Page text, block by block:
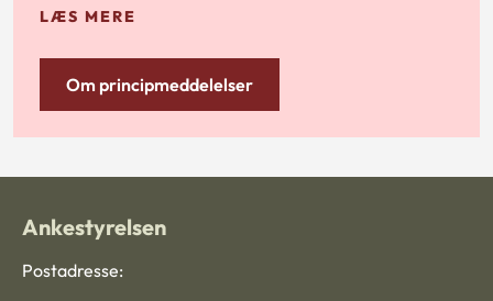
LÆS MERE
Om principmeddelelser
Ankestyrelsen
Postadresse: